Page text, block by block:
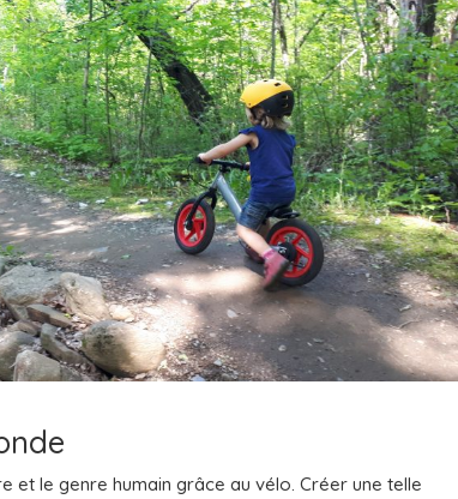
et le genre humain grâce au vélo. Créer une telle